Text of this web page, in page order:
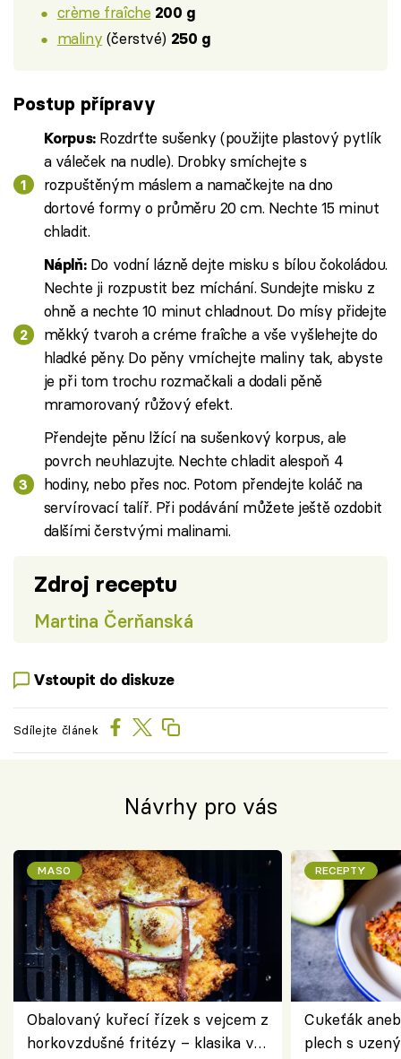
crème fraîche 200 g
maliny (čerstvé) 250 g
Postup přípravy
Korpus:Rozdrťte sušenky (použijte plastový pytlík
a váleček na nudle). Drobky smíchejte s
rozpuštěným máslem a namačkejte na dno
dortové formy o průměru 20 cm. Nechte 15 minut
chladit.
Náplň:Do vodní lázně dejte misku s bílou čokoládou.
Nechte ji rozpustit bez míchání. Sundejte misku z
ohně a nechte 10 minut chladnout. Do mísy přidejte
měkký tvaroh a créme fraîche a vše vyšlehejte do
hladké pěny. Do pěny vmíchejte maliny tak, abyste
je při tom trochu rozmačkali a dodali pěně
mramorovaný růžový efekt.
Přendejte pěnu lžící na sušenkový korpus, ale
povrch neuhlazujte. Nechte chladit alespoň 4
hodiny, nebo přes noc. Potom přendejte koláč na
servírovací talíř. Při podávání můžete ještě ozdobit
dalšími čerstvými malinami.
Zdroj receptu
Martina Čerňanská
Vstoupit do diskuze
Sdílejte článek
Návrhy pro vás
MASO
Obalovaný kuřecí řízek s vejcem z
horkovzdušné fritézy – klasika v
RECEPTY
Cukeťák
plech s